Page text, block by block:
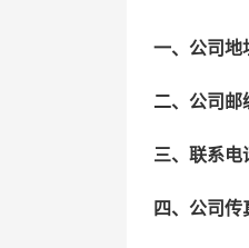
一、公司地
二、公司邮
三、联系电
四、公司传